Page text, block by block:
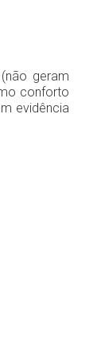
geram
conforto
evidência